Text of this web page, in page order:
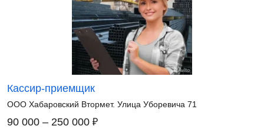
Кассир-приемщик
ООО Хабаровский Втормет. Улица Уборевича 71
90 000 – 250 000 ₽